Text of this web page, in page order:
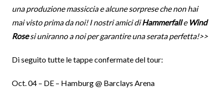
una produzione massiccia e alcune sorprese che non hai
mai visto prima da noi! I nostri amici diHammerfalle Wind
Rosesi uniranno a noi per garantire una serata perfetta!>>
Di seguito tutte le tappe confermate del tour:
Oct. 04 – DE – Hamburg @ Barclays Arena